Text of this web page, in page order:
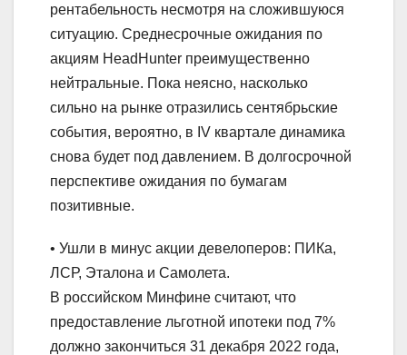
рентабельность несмотря на сложившуюся
ситуацию. Среднесрочные ожидания по
акциям HeadHunter преимущественно
нейтральные. Пока неясно, насколько
сильно на рынке отразились сентябрьские
события, вероятно, в IV квартале динамика
снова будет под давлением. В долгосрочной
перспективе ожидания по бумагам
позитивные.
• Ушли в минус акции девелоперов: ПИКа,
ЛСР, Эталона и Самолета.
В российском Минфине считают, что
предоставление льготной ипотеки под 7%
должно закончиться 31 декабря 2022 года,